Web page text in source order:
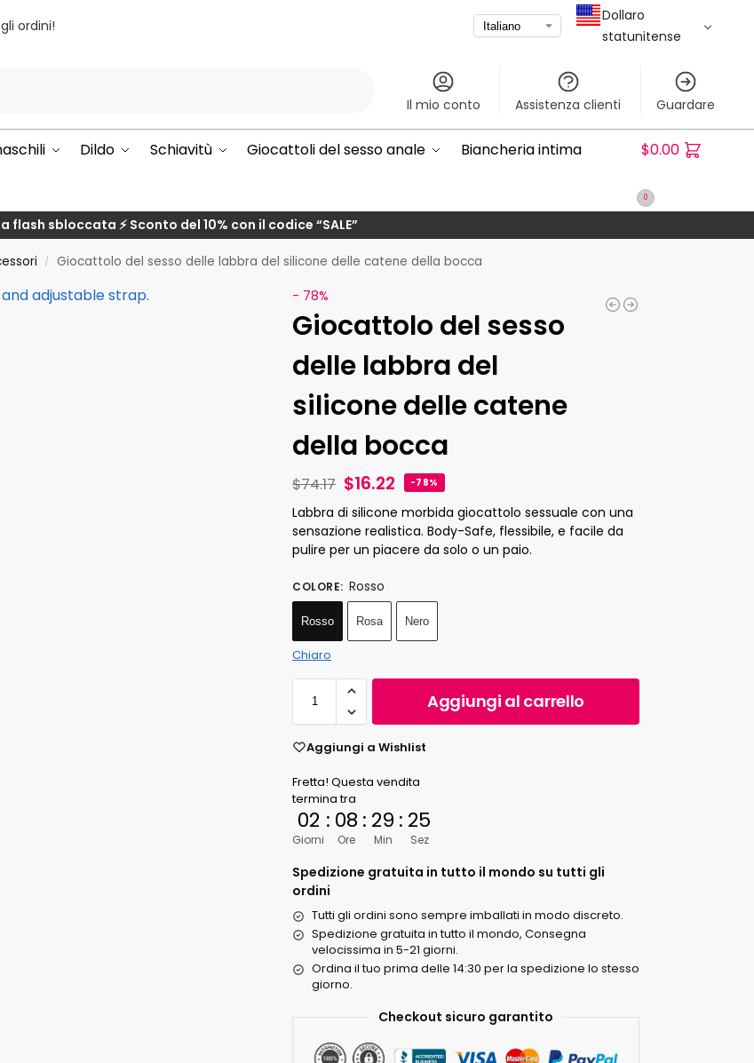
ordini!
Dollaro
statunitense
Il mio conto Assistenza clienti Guardare
Dildo Schiavitù Giocattoli del sesso anale
Biancheria intima
$0.00
0
flash sbloccata ⚡ Sconto del 10% con il codice “SALE”
/ Giocattolo del sesso delle labbra del silicone delle catene della bocca
- 78%
Giocattolo del sesso
delle labbra del
silicone delle catene
della bocca
$74.17 $16.22 -78%
Labbra di silicone morbida giocattolo sessuale con una
sensazione realistica. Body-Safe, flessibile, e facile da
pulire per un piacere da solo o un paio.
COLORE: Rosso
Rosso Rosa Nero
Chiaro
Aggiungi al carrello
Aggiungi a Wishlist
Fretta! Questa vendita
termina tra
02
Giorni
: 08
Ore
: 29
Min
: 24
Sez
Spedizione gratuita in tutto il mondo su tutti gli
ordini
Tutti gli ordini sono sempre imballati in modo discreto.
Spedizione gratuita in tutto il mondo, Consegna
velocissima in 5-21 giorni.
Ordina il tuo prima delle 14:30 per la spedizione lo stesso
giorno.
Checkout sicuro garantito